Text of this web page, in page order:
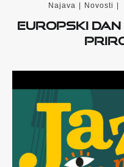
Najava | Novosti |
Europski